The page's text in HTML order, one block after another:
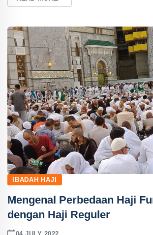
IBADAH HAJI
Mengenal Perbedaan Haji
dengan Haji Reguler
04 JULY 2022